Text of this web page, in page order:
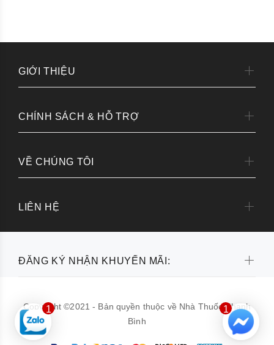
ĐĂNG KÝ NHẬN KHUYẾN MÃI:
GIỚI THIỆU
CHÍNH SÁCH & HỖ TRỢ
VỀ CHÚNG TÔI
LIÊN HỆ
Copyright ©2021 - Bản quyền thuộc về Nhà Thuốc Thanh
Bình
1
1